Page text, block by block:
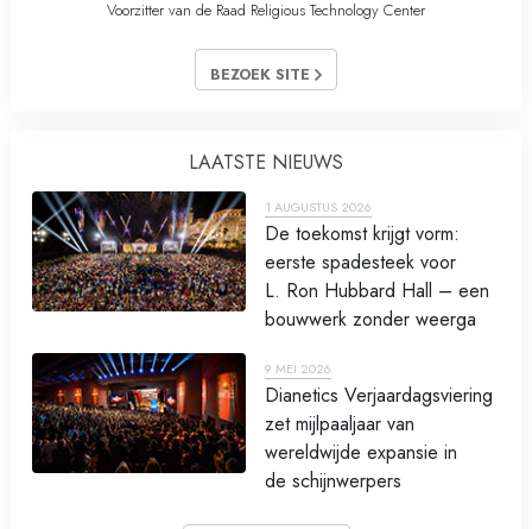
Voorzitter van de Raad Religious Technology Center
BEZOEK SITE
LAATSTE NIEUWS
1 AUGUSTUS 2026
De toekomst krijgt vorm:
eerste spadesteek voor
L. Ron Hubbard Hall – een
bouwwerk zonder weerga
9 MEI 2026
Dianetics Verjaardagsviering
zet mijlpaaljaar van
wereldwijde expansie in
de schijnwerpers